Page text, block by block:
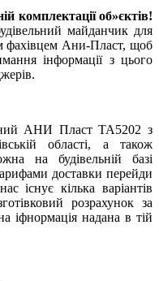
комплектації об»єктів!
майданчик для
фахівцем Ани-Пласт, щоб
інформації з цього
АНИ Пласт ТА5202 з
області, а також
на будівельній базі
доставки перейди
існує кілька варіантів
розрахунок за
іфнормація надана в тій